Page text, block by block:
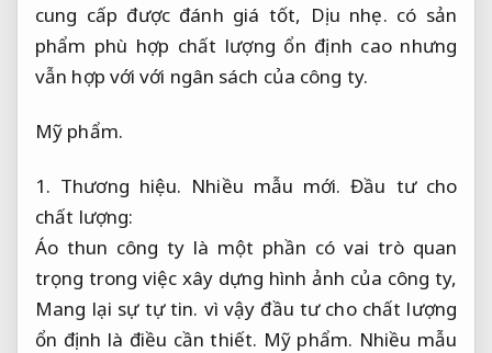
cung cấp được đánh giá tốt, Dịu nhẹ. có sản
phẩm phù hợp chất lượng ổn định cao nhưng
vẫn hợp với với ngân sách của công ty.
Mỹ phẩm.
1. Thương hiệu. Nhiều mẫu mới. Đầu tư cho
chất lượng:
Áo thun công ty là một phần có vai trò quan
trọng trong việc xây dựng hình ảnh của công ty,
Mang lại sự tự tin. vì vậy đầu tư cho chất lượng
ổn định là điều cần thiết. Mỹ phẩm. Nhiều mẫu